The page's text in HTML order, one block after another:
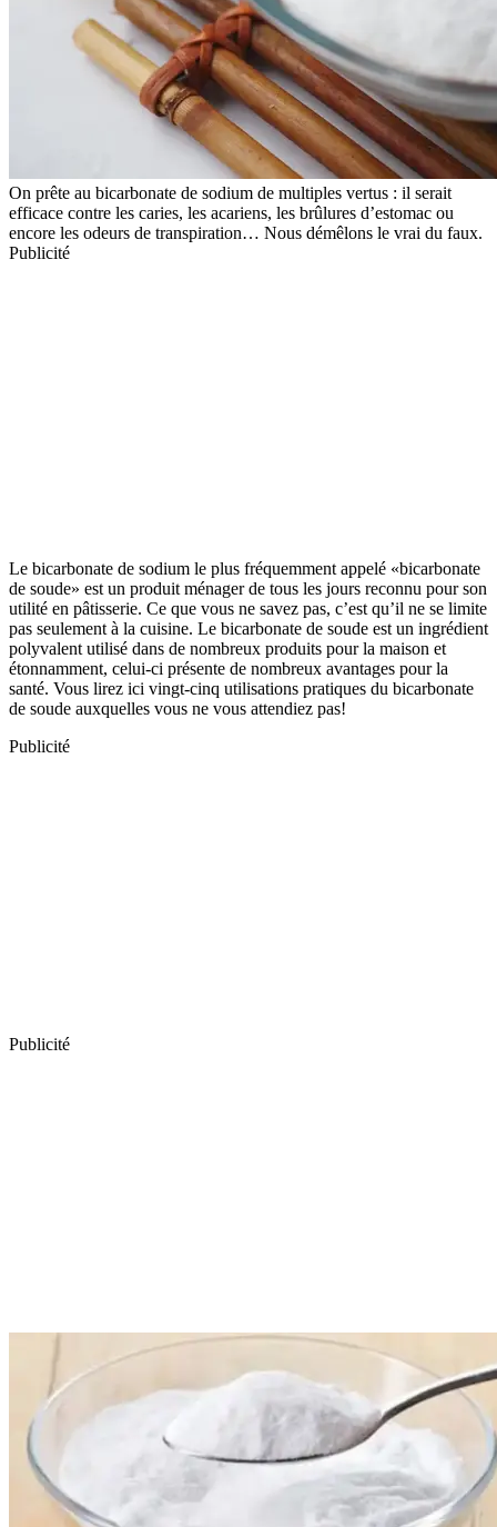
On prête au bicarbonate de sodium de multiples vertus : il serait
efficace contre les caries, les acariens, les brûlures d’estomac ou
encore les odeurs de transpiration… Nous démêlons le vrai du faux.
Publicité
Le bicarbonate de sodium le plus fréquemment appelé «bicarbonate
de soude» est un produit ménager de tous les jours reconnu pour son
utilité en pâtisserie. Ce que vous ne savez pas, c’est qu’il ne se limite
pas seulement à la cuisine. Le bicarbonate de soude est un ingrédient
polyvalent utilisé dans de nombreux produits pour la maison et
étonnamment, celui-ci présente de nombreux avantages pour la
santé. Vous lirez ici vingt-cinq utilisations pratiques du bicarbonate
de soude auxquelles vous ne vous attendiez pas!
Publicité
Publicité